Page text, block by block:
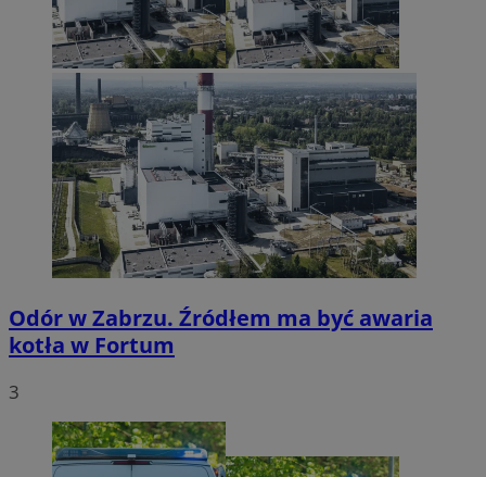
Odór w Zabrzu. Źródłem ma być awaria
kotła w Fortum
3